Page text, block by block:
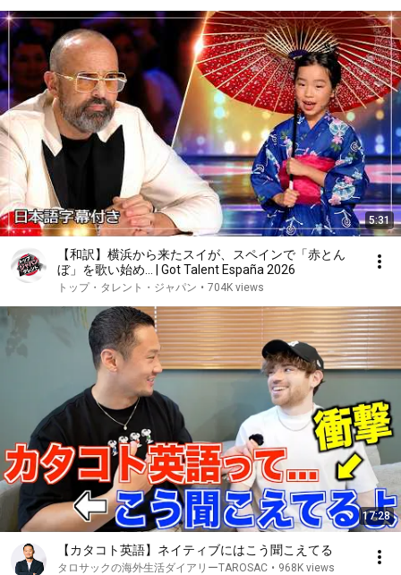
5:31
【和訳】横浜から来たスイが、スペインで「赤とん
ぼ」を歌い始め... | Got Talent España 2026
トップ・タレント・ジャパン • 704K views
17:28
【カタコト英語】ネイティブにはこう聞こえてる
タロサックの海外生活ダイアリーTAROSAC • 968K views